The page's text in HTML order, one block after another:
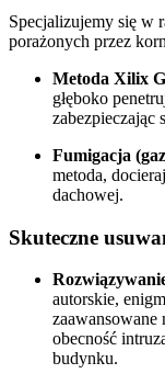
Specjalizujemy się w
porażonych przez
Metoda Xilix
głęboko
zabezpieczając
Fumigacja
metoda,
dachowej.
Skuteczne
autorskie,
zaawansowane
obecność
budynku.